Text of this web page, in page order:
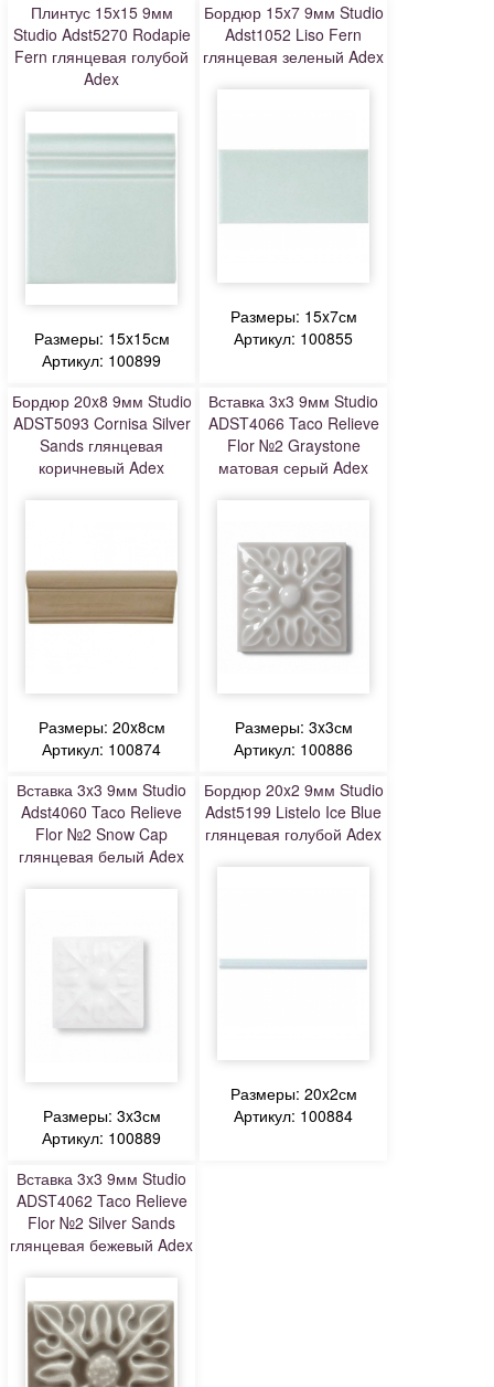
Плинтус 15x15 9мм
Studio Adst5270 Rodapie
Fern глянцевая голубой
Adex
Размеры: 15x15см
Артикул: 100899
Бордюр 15x7 9мм Studio
Adst1052 Liso Fern
глянцевая зеленый Adex
Размеры: 15x7см
Артикул: 100855
Бордюр 20x8 9мм Studio
ADST5093 Cornisa Silver
Sands глянцевая
коричневый Adex
Размеры: 20x8см
Артикул: 100874
Вставка 3x3 9мм Studio
ADST4066 Taco Relieve
Flor №2 Graystone
матовая серый Adex
Размеры: 3x3см
Артикул: 100886
Вставка 3x3 9мм Studio
Adst4060 Taco Relieve
Flor №2 Snow Cap
глянцевая белый Adex
Размеры: 3x3см
Артикул: 100889
Бордюр 20x2 9мм Studio
Adst5199 Listelo Ice Blue
глянцевая голубой Adex
Размеры: 20x2см
Артикул: 100884
Вставка 3x3 9мм Studio
ADST4062 Taco Relieve
Flor №2 Silver Sands
глянцевая бежевый Adex